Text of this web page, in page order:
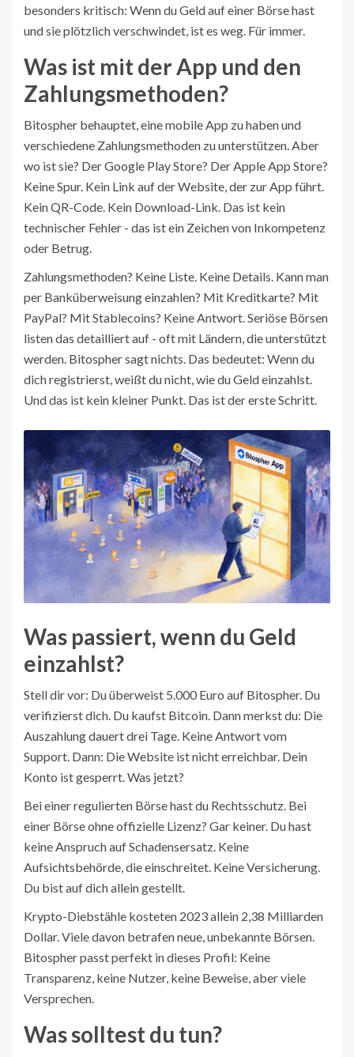
besonders kritisch: Wenn du Geld auf einer Börse hast
und sie plötzlich verschwindet, ist es weg. Für immer.
Was ist mit der App und den
Zahlungsmethoden?
Bitospher behauptet, eine mobile App zu haben und
verschiedene Zahlungsmethoden zu unterstützen. Aber
wo ist sie? Der Google Play Store? Der Apple App Store?
Keine Spur. Kein Link auf der Website, der zur App führt.
Kein QR-Code. Kein Download-Link. Das ist kein
technischer Fehler - das ist ein Zeichen von Inkompetenz
oder Betrug.
Zahlungsmethoden? Keine Liste. Keine Details. Kann man
per Banküberweisung einzahlen? Mit Kreditkarte? Mit
PayPal? Mit Stablecoins? Keine Antwort. Seriöse Börsen
listen das detailliert auf - oft mit Ländern, die unterstützt
werden. Bitospher sagt nichts. Das bedeutet: Wenn du
dich registrierst, weißt du nicht, wie du Geld einzahlst.
Und das ist kein kleiner Punkt. Das ist der erste Schritt.
Was passiert, wenn du Geld
einzahlst?
Stell dir vor: Du überweist 5.000 Euro auf Bitospher. Du
verifizierst dich. Du kaufst Bitcoin. Dann merkst du: Die
Auszahlung dauert drei Tage. Keine Antwort vom
Support. Dann: Die Website ist nicht erreichbar. Dein
Konto ist gesperrt. Was jetzt?
Bei einer regulierten Börse hast du Rechtsschutz. Bei
einer Börse ohne offizielle Lizenz? Gar keiner. Du hast
keine Anspruch auf Schadensersatz. Keine
Aufsichtsbehörde, die einschreitet. Keine Versicherung.
Du bist auf dich allein gestellt.
Krypto-Diebstähle kosteten 2023 allein 2,38 Milliarden
Dollar. Viele davon betrafen neue, unbekannte Börsen.
Bitospher passt perfekt in dieses Profil: Keine
Transparenz, keine Nutzer, keine Beweise, aber viele
Versprechen.
Was solltest du tun?